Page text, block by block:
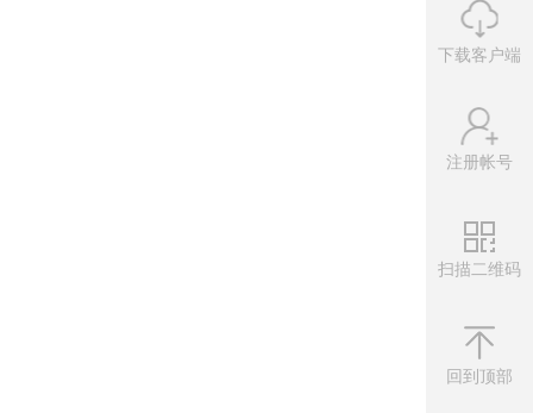
下载客户端
注册帐号
扫描二维码
微信公
扫描左侧二
回到顶部